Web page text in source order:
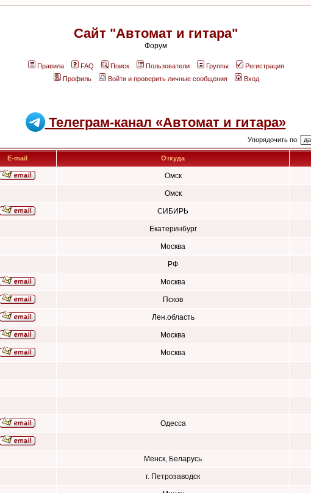
Сайт "Автомат и гитара"
Форум
Правила FAQ Поиск Пользователи Группы
Регистрация
Профиль
Войти и проверить личные сообщения Вход
Телеграм-канал «Автомат и гитара»
Упорядочить по:
E-mail Откуда
Омск
Омск
СИБИРЬ
Екатеринбург
Москва
РФ
Москва
Псков
Лен.область
Москва
Москва
Одесса
Менск, Беларусь
г. Петрозаводск